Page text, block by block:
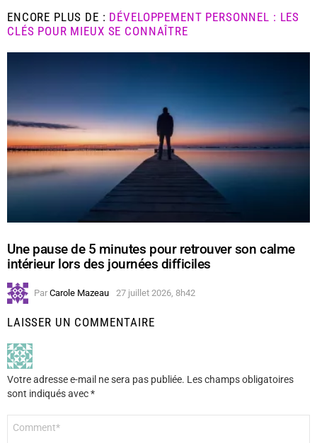
ENCORE PLUS DE : DÉVELOPPEMENT PERSONNEL : LES
CLÉS POUR MIEUX SE CONNAÎTRE
Une pause de 5 minutes pour retrouver son calme
intérieur lors des journées difficiles
Par Carole Mazeau 27 juillet 2026, 8h42
LAISSER UN COMMENTAIRE
Votre adresse e-mail ne sera pas publiée. Les champs obligatoires
sont indiqués avec*